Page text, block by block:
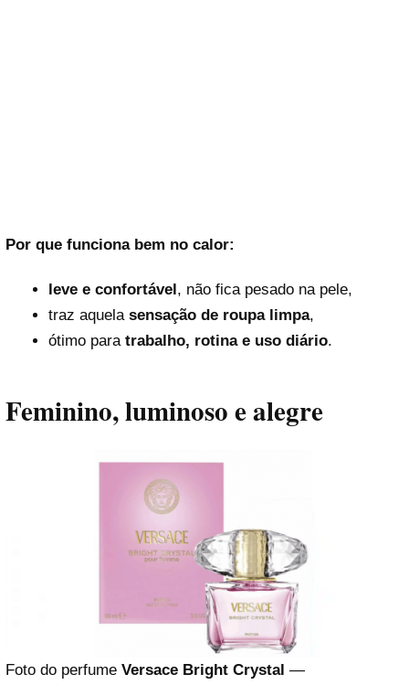
Por que funciona bem no calor:
leve e confortável, não fica pesado na pele,
traz aquela sensação de roupa limpa,
ótimo para trabalho, rotina e uso diário.
Feminino, luminoso e alegre
Foto do perfume Versace Bright Crystal —